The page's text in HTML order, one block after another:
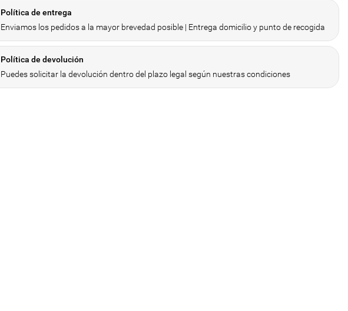
Política de entrega
Enviamos los pedidos a la mayor brevedad posible | Entrega domicilio y punto de recogida
Política de devolución
Puedes solicitar la devolución dentro del plazo legal según nuestras condiciones